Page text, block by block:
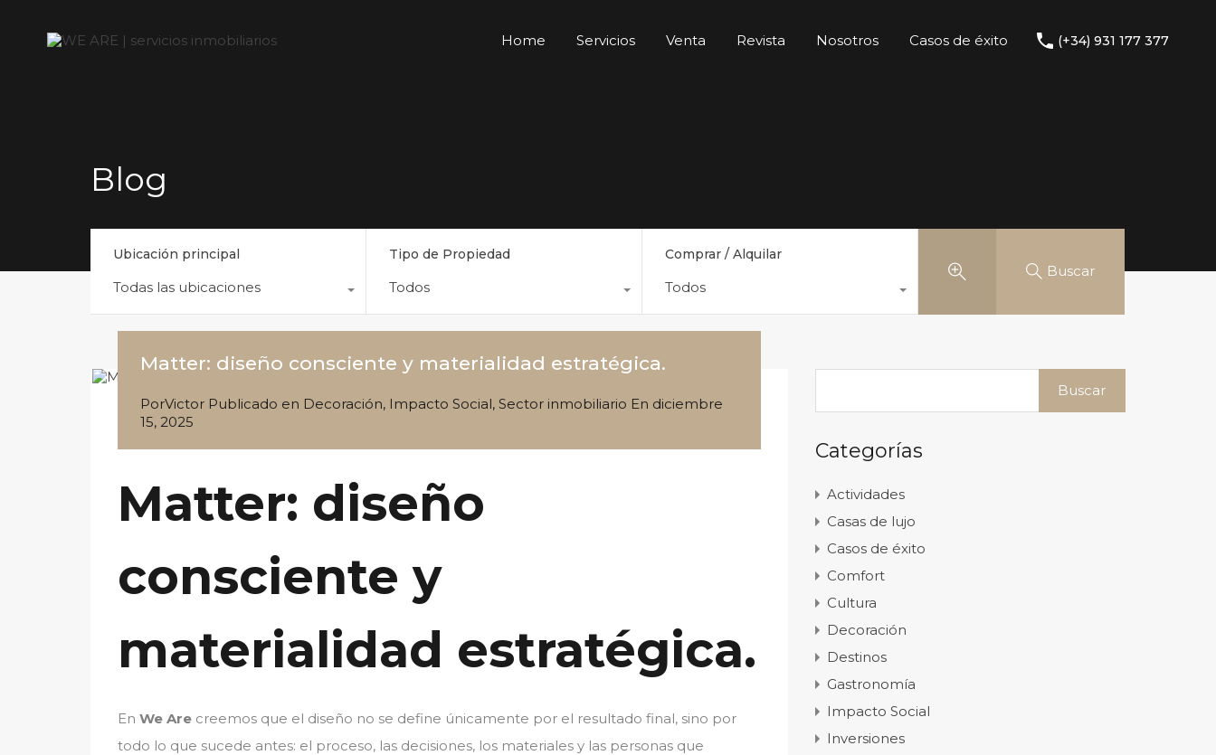
Home Servicios Venta Revista Nosotros Casos de éxito (+34) 931 177 377
Blog
Ubicación principal
Todas las ubicaciones
Tipo de Propiedad
Todos
Comprar / Alquilar
Todos
Buscar
Matter: diseño consciente y materialidad estratégica.
PorVictor Publicado en Decoración, Impacto Social, Sector inmobiliario En diciembre
15, 2025
Matter: diseño
consciente y
materialidad estratégica.
En We Are creemos que el diseño no se define únicamente por el resultado final, sino por
todo lo que sucede antes: el proceso, las decisiones, los materiales y las personas que
Buscar:
Categorías
Actividades
Casas de lujo
Casos de éxito
Comfort
Cultura
Decoración
Destinos
Gastronomía
Impacto Social
Inversiones